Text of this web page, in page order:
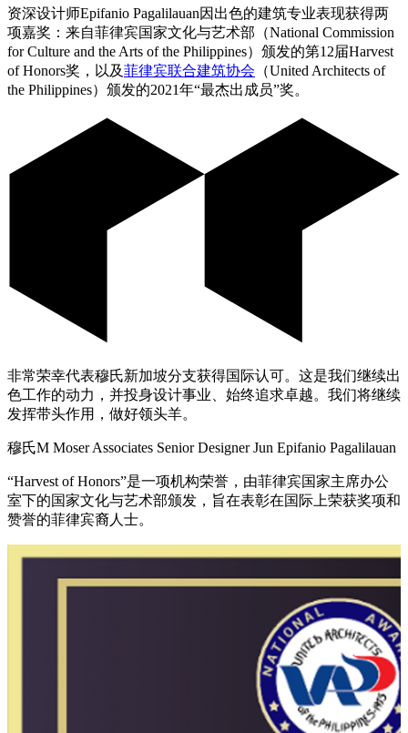
资深设计师Epifanio Pagalilauan因出色的建筑专业表现获得两
项嘉奖：来自菲律宾国家文化与艺术部（National Commission
for Culture and the Arts of the Philippines）颁发的第12届Harvest
of Honors奖，以及菲律宾联合建筑协会 （United Architects of
the Philippines）颁发的2021年“最杰出成员”奖。
非常荣幸代表穆氏新加坡分支获得国际认可。这是我们继续出
色工作的动力，并投身设计事业、始终追求卓越。我们将继续
发挥带头作用，做好领头羊。
穆氏M Moser Associates Senior Designer Jun Epifanio Pagalilauan
“Harvest of Honors”是一项机构荣誉，由菲律宾国家主席办公
室下的国家文化与艺术部颁发，旨在表彰在国际上荣获奖项和
赞誉的菲律宾裔人士。